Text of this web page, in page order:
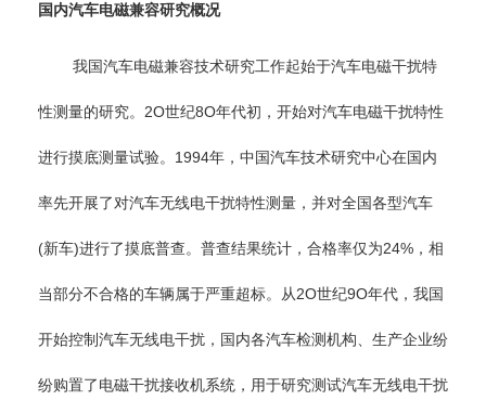
国内汽车电磁兼容研究概况
我国汽车电磁兼容技术研究工作起始于汽车电磁干扰特
性测量的研究。2O世纪8O年代初，开始对汽车电磁干扰特性
进行摸底测量试验。1994年，中国汽车技术研究中心在国内
率先开展了对汽车无线电干扰特性测量，并对全国各型汽车
(新车)进行了摸底普查。普查结果统计，合格率仅为24%，相
当部分不合格的车辆属于严重超标。从2O世纪9O年代，我国
开始控制汽车无线电干扰，国内各汽车检测机构、生产企业纷
纷购置了电磁干扰接收机系统，用于研究测试汽车无线电干扰